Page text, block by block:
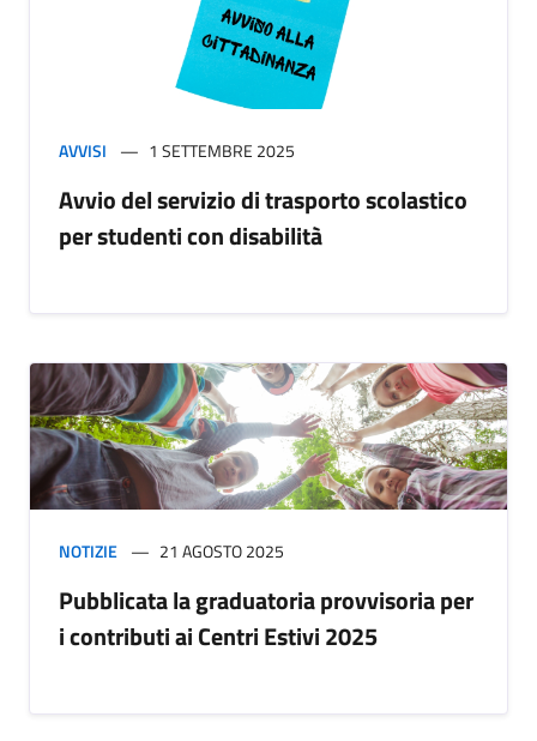
AVVISI 1 SETTEMBRE 2025
Avvio del servizio di trasporto scolastico
per studenti con disabilità
NOTIZIE 21 AGOSTO 2025
Pubblicata la graduatoria provvisoria per
i contributi ai Centri Estivi 2025